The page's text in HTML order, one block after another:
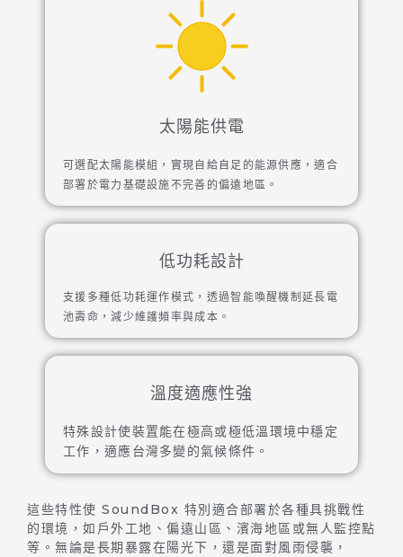
太陽能供電
可選配太陽能模組，實現自給自足的能源供應，適合
部署於電力基礎設施不完善的偏遠地區。
低功耗設計
支援多種低功耗運作模式，透過智能喚醒機制延長電
池壽命，減少維護頻率與成本。
溫度適應性強
特殊設計使裝置能在極高或極低溫環境中穩定
工作，適應台灣多變的氣候條件。
這些特性使 SoundBox 特別適合部署於各種具挑戰性
的環境，如戶外工地、偏遠山區、濱海地區或無人監控點
等。無論是長期暴露在陽光下，還是面對風雨侵襲，